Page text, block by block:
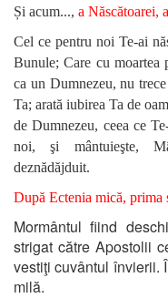
Și acum..., a Născătoarei,
Cel ce pentru noi Te-ai
Bunule; Care cu moartea
ca un Dumnezeu, nu
Ta; arată iubirea Ta de
de Dumnezeu, ceea ce
noi, şi mântuieşte,
deznădăjduit.
După Ectenia mică, prima
Mormântul fiind
strigat către Apostolii
vestiţi cuvântul învierii.
milă.